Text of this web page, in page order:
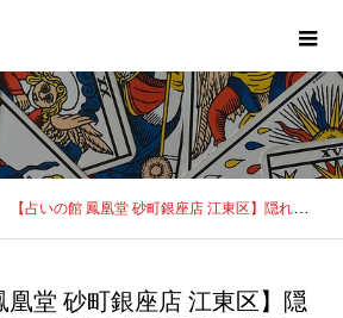
【占いの館 鳳凰堂 砂町銀座店 江東区】隠れ家的な占い館の魅力を徹底解剖！料金・アクセス・体験談まで完全ガイド
凰堂 砂町銀座店 江東区】隠